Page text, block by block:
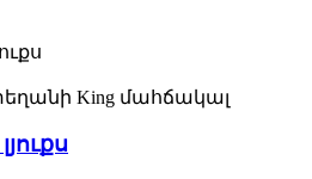
King մահճակալ